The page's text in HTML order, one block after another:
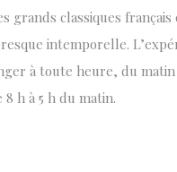
grands classiques
intemporelle.
à toute heure, du
h à 5 h du matin.